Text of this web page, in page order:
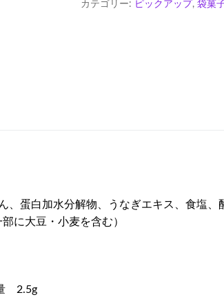
カテゴリー: ピックアップ , 袋菓
蛋白加水分解物、うなぎエキス、食塩
に大豆・小麦を含む）
2.5g